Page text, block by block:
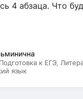
4 абзаца. Что
Подготовка к ЕГЭ,
язык